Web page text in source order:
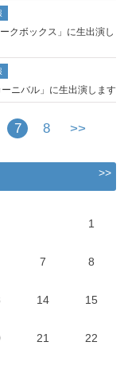
クボックス」に生出演し
ニバル」に生出演します
7 8 >>
>>
1
7 8
14 15
21 22